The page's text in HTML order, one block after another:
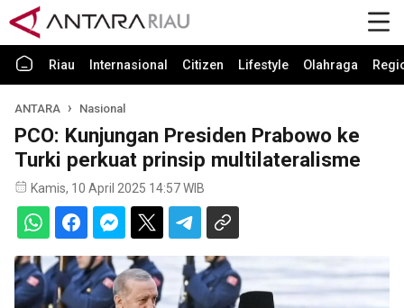
Riau Internasional Citizen Lifestyle Olahraga
ANTARA Nasional
PCO: Kunjungan Presiden Prabowo ke
Turki perkuat prinsip multilateralisme
Kamis, 10 April 2025 14:57 WIB